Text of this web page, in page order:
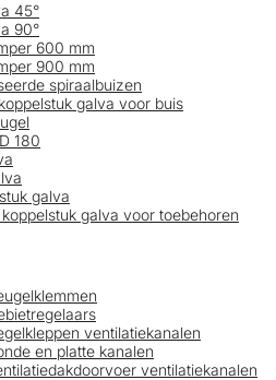
45°
90°
600 mm
900 mm
spiraalbuizen
galva voor buis
180
galva
galva voor toebehoren
ventilatiekanalen
en platte kanalen
ventilatiekanalen